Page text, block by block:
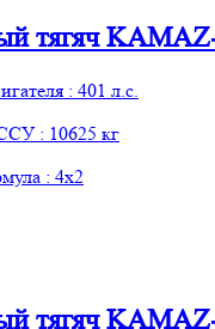
тягяч
: 401 л.с.
: 10625 кг
: 4х2
тягяч